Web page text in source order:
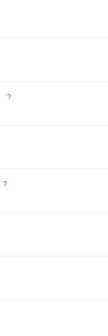
?
?